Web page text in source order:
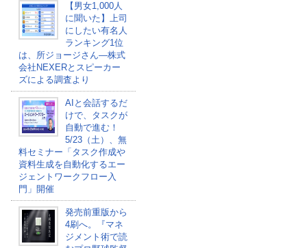
【男女1,000人
に聞いた】上司
にしたい有名人
ランキング1位
は、所ジョージさん―株式
会社NEXERとスピーカー
ズによる調査より
AIと会話するだ
けで、タスクが
自動で進む！
5/23（土）、無
料セミナー「タスク作成や
資料生成を自動化するエー
ジェントワークフロー入
門」開催
発売前重版から
4刷へ。『マネ
ジメント術で読